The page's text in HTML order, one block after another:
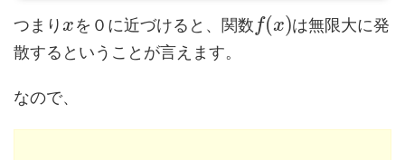
つまりxを０に近づけると、関数f(x)は無限大に発
散するということが言えます。
なので、